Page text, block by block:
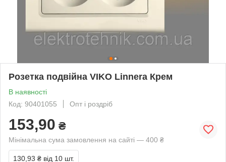
Розетка подвійна VIKO Linnera Крем
В наявності
Код: 90401055
Опт і роздріб
153,90 ₴
Мінімальна сума замовлення на сайті — 400 ₴
130,93 ₴ від 10 шт.